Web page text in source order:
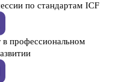
по стандартам ICF
профессиональном